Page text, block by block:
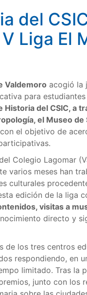
del
Liga El
Valdemoro acogió la
para
Historia del CSIC, a
el Museo
el objetivo de
Colegio Lagomar
varios meses han
culturales
edición de la liga
visitas a
directo y
de los tres centros
respondiendo, en
limitado. Tras la
junto con los